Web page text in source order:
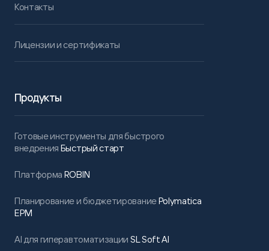
Контакты
Лицензии и сертификаты
Продукты
Готовые инструменты для быстрого
внедрения Быстрый старт
Платформа ROBIN
Планирование и бюджетированиеPolymatica
EPM
AI для гиперавтоматизации SL Soft AI